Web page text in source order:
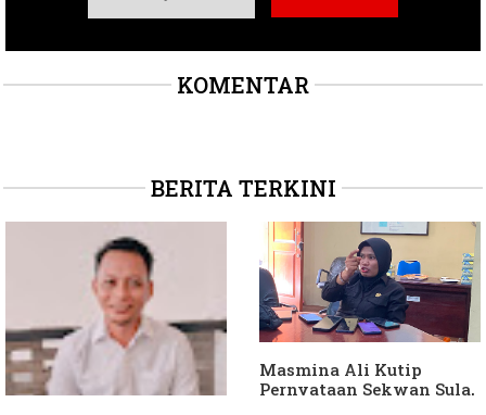
KOMENTAR
BERITA TERKINI
Masmina Ali Kutip
Pernyataan Sekwan Sula,